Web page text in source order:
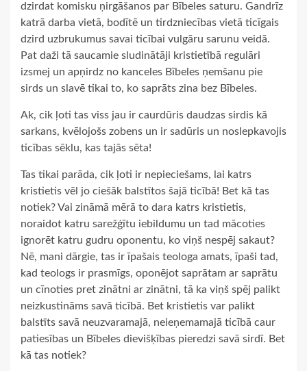
dzirdat komisku ņirgāšanos par Bībeles saturu. Gandrīz
katrā darba vietā, bodītē un tirdzniecības vietā ticīgais
dzird uzbrukumus savai ticībai vulgāru sarunu veidā.
Pat daži tā saucamie sludinātāji kristietībā regulāri
izsmej un apņirdz no kanceles Bībeles ņemšanu pie
sirds un slavē tikai to, ko saprāts zina bez Bībeles.
Ak, cik ļoti tas viss jau ir caurdūris daudzas sirdis kā
sarkans, kvēlojošs zobens un ir sadūris un noslepkavojis
ticības sēklu, kas tajās sēta!
Tas tikai parāda, cik ļoti ir nepieciešams, lai katrs
kristietis vēl jo ciešāk balstītos šajā ticībā! Bet kā tas
notiek? Vai zināmā mērā to dara katrs kristietis,
noraidot katru sarežģītu iebildumu un tad mācoties
ignorēt katru gudru oponentu, ko viņš nespēj sakaut?
Nē, mani dārgie, tas ir īpašais teologa amats, īpaši tad,
kad teologs ir prasmīgs, oponējot saprātam ar saprātu
un cīnoties pret zinātni ar zinātni, tā ka viņš spēj palikt
neizkustināms savā ticībā. Bet kristietis var palikt
balstīts savā neuzvaramajā, neieņemamajā ticībā caur
patiesības un Bībeles dievišķības pieredzi savā sirdī. Bet
kā tas notiek?